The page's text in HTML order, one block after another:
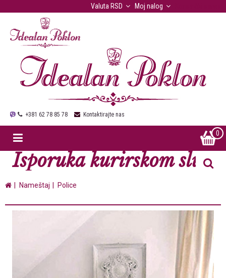
Moj nalog
Valuta RSD
+381 62 78 85 78 Kontaktirajte nas
0
Isporuka kurirskom
Nameštaj Police